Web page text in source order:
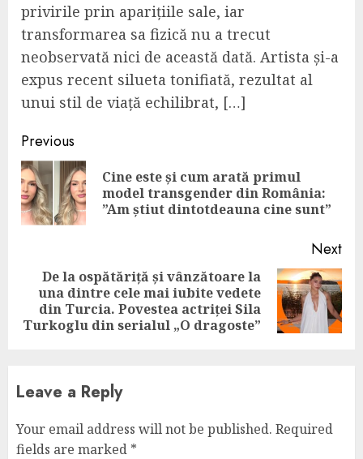
privirile prin aparițiile sale, iar
transformarea sa fizică nu a trecut
neobservată nici de această dată. Artista și-a
expus recent silueta tonifiată, rezultat al
unui stil de viață echilibrat, […]
Continue
Reading
Previous
Cine este și cum arată primul
model transgender din România:
”Am știut dintotdeauna cine sunt”
Next
Next
post:
De la ospătăriță și vânzătoare la
una dintre cele mai iubite vedete
din Turcia. Povestea actriței Sila
Turkoglu din serialul „O dragoste”
Leave a Reply
Your email address will not be published. Required
fields are marked *